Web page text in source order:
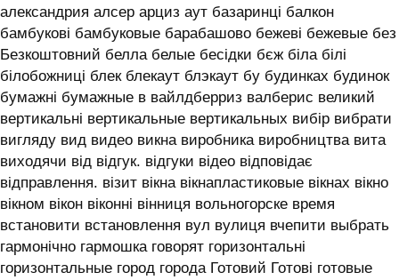
александрия алсер арциз аут базаринці балкон
бамбукові бамбуковые барабашово бежеві бежевые без
Безкоштовний белла белые бесідки бєж біла білі
білобожниці блек блекаут блэкаут бу будинках будинок
бумажні бумажные в вайлдберриз валберис великий
вертикальні вертикальные вертикальных вибір вибрати
вигляду вид видео викна виробника виробництва вита
виходячи від відгук. відгуки відео відповідає
відправлення. візит вікна вікнапластиковые вікнах вікно
вікном вікон віконні вінниця вольногорске время
встановити встановлення вул вулиця вчепити выбрать
гармонічно гармошка говорят горизонтальні
горизонтальные город города Готовий Готові готовые